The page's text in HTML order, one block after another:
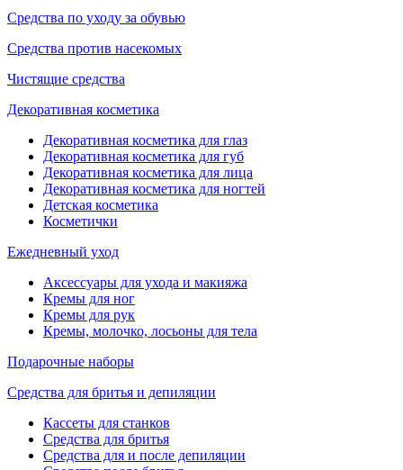
Средства по уходу за обувью
Средства против насекомых
Чистящие средства
Декоративная косметика
Декоративная косметика для глаз
Декоративная косметика для губ
Декоративная косметика для лица
Декоративная косметика для ногтей
Детская косметика
Косметички
Ежедневный уход
Аксессуары для ухода и макияжа
Кремы для ног
Кремы для рук
Кремы, молочко, лосьоны для тела
Подарочные наборы
Средства для бритья и депиляции
Кассеты для станков
Средства для бритья
Средства для и после депиляции